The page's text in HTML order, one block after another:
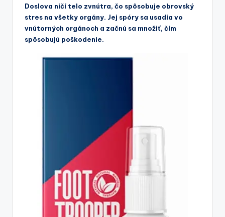
Doslova ničí telo zvnútra, čo spôsobuje obrovský
stres na všetky orgány. Jej spóry sa usadia vo
vnútorných orgánoch a začnú sa množiť, čím
spôsobujú poškodenie.